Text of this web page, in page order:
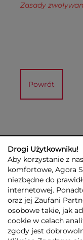
Zasady
Powrót
GRUPA AGORA DLA
ESG
KONTAKT
© 2026 Copyright
Drogi Użytkowniku!
Aby korzystanie z
komfortowe, Agora
niezbędne do
internetowej.
oraz jej Zaufani
osobowe takie, jak
cookie w celach
zgody jest